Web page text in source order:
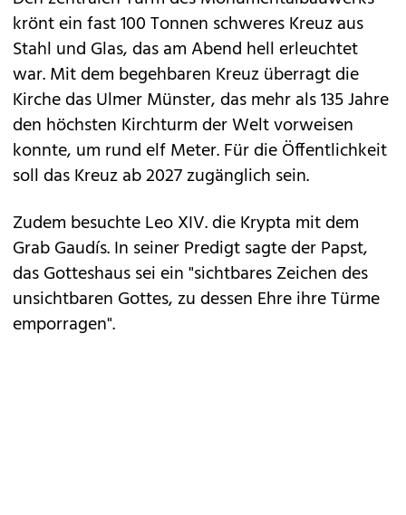
krönt ein fast 100 Tonnen schweres Kreuz aus
Stahl und Glas, das am Abend hell erleuchtet
war. Mit dem begehbaren Kreuz überragt die
Kirche das Ulmer Münster, das mehr als 135 Jahre
den höchsten Kirchturm der Welt vorweisen
konnte, um rund elf Meter. Für die Öffentlichkeit
soll das Kreuz ab 2027 zugänglich sein.
Zudem besuchte Leo XIV. die Krypta mit dem
Grab Gaudís. In seiner Predigt sagte der Papst,
das Gotteshaus sei ein "sichtbares Zeichen des
unsichtbaren Gottes, zu dessen Ehre ihre Türme
emporragen".